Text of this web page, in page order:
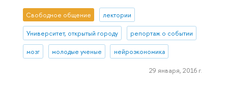
Свободное общение лектории
Университет, открытый городу репортаж о событии
мозг молодые ученые нейроэкономика
29 января, 2016 г.